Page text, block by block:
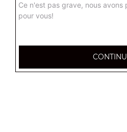
Ce n'est pas grave, nous
pour vous!